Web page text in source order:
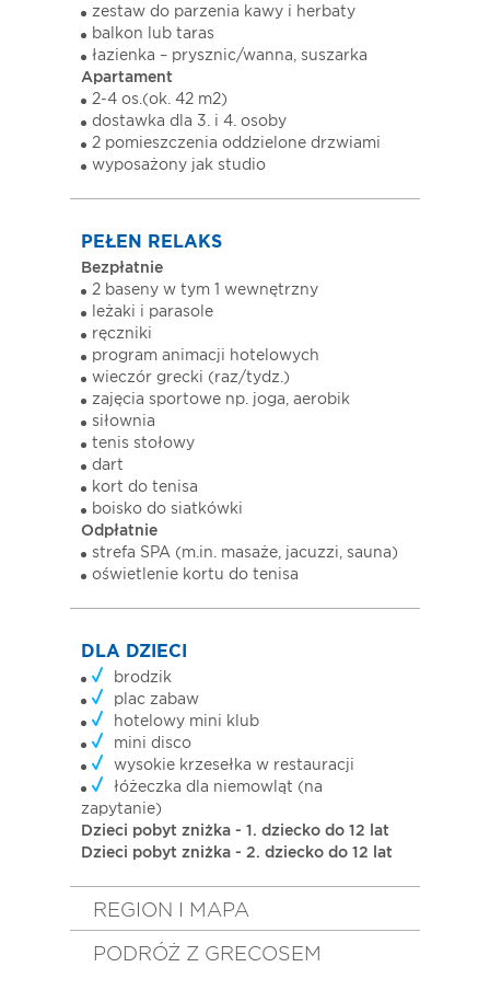
zestaw do parzenia kawy i herbaty
balkon lub taras
łazienka – prysznic/wanna, suszarka
Apartament
2-4 os.(ok. 42 m2)
dostawka dla 3. i 4. osoby
2 pomieszczenia oddzielone drzwiami
wyposażony jak studio
PEŁEN RELAKS
Bezpłatnie
2 baseny w tym 1 wewnętrzny
leżaki i parasole
ręczniki
program animacji hotelowych
wieczór grecki (raz/tydz.)
zajęcia sportowe np. joga, aerobik
siłownia
tenis stołowy
dart
kort do tenisa
boisko do siatkówki
Odpłatnie
strefa SPA (m.in. masaże, jacuzzi, sauna)
oświetlenie kortu do tenisa
DLA DZIECI
brodzik
plac zabaw
hotelowy mini klub
mini disco
wysokie krzesełka w restauracji
łóżeczka dla niemowląt (na
zapytanie)
Dzieci pobyt zniżka - 1. dziecko do 12 lat
Dzieci pobyt zniżka - 2. dziecko do 12 lat
REGION I MAPA
PODRÓŻ Z GRECOSEM